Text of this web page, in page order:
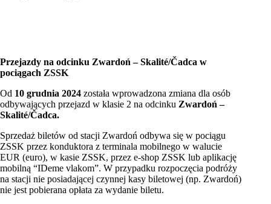
Przejazdy na odcinku Zwardoń – Skalité/Čadca w
pociągach ZSSK
Od 10 grudnia 2024 została wprowadzona zmiana dla osób
odbywających przejazd w klasie 2 na odcinku Zwardoń –
Skalité/Čadca.
Sprzedaż biletów od stacji Zwardoń odbywa się w pociągu
ZSSK przez konduktora z terminala mobilnego w walucie
EUR (euro), w kasie ZSSK, przez e-shop ZSSK lub aplikację
mobilną “IDeme vlakom”. W przypadku rozpoczęcia podróży
na stacji nie posiadającej czynnej kasy biletowej (np. Zwardoń)
nie jest pobierana opłata za wydanie biletu.